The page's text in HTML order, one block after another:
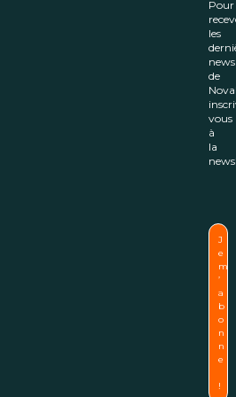
Pour
les
news
de
vous
à
la